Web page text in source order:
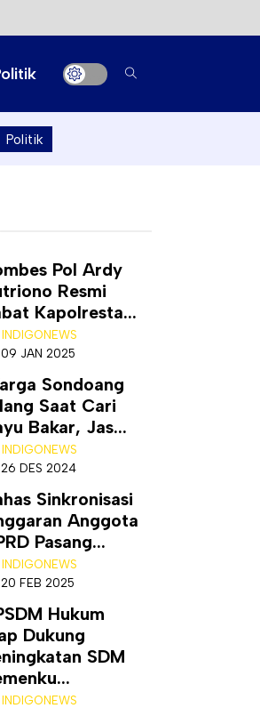
Politik
Pol Ardy
Resmi
Kapolresta...
INDIGONEWS
09 JAN 2025
Sondoang
Saat Cari
Bakar, Jas...
INDIGONEWS
26 DES 2024
Sinkronisasi
Anggota
Pasang...
INDIGONEWS
20 FEB 2025
Hukum
Dukung
SDM
INDIGONEWS